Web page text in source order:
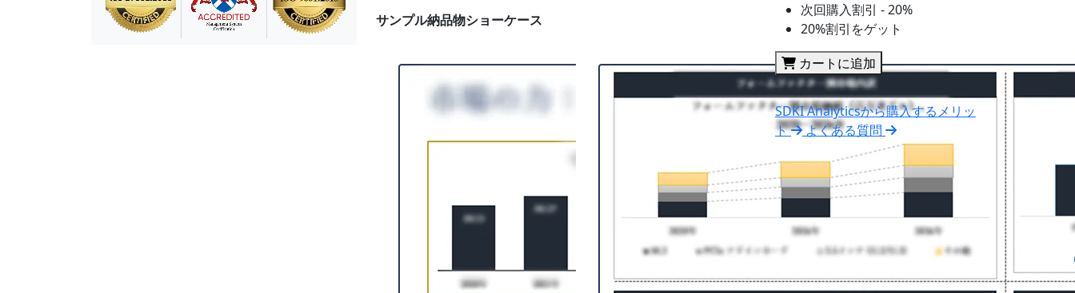
サンプル納品物ショーケース
次回購入割引 - 20%
20%割引をゲット
カートに追加
SDKI Analyticsから購入するメリッ
ト
よくある質問